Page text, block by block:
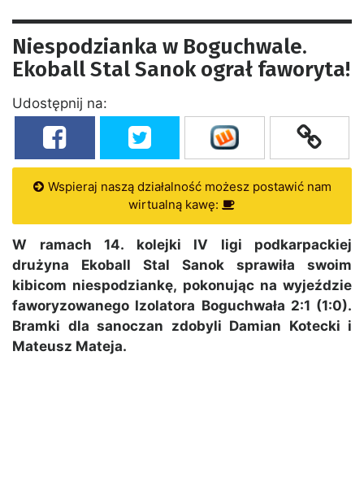
Niespodzianka w Boguchwale.
Ekoball Stal Sanok ograł faworyta!
Udostępnij na:
Wspieraj naszą działalność możesz postawić nam
wirtualną kawę:
W ramach 14. kolejki IV ligi podkarpackiej
drużyna Ekoball Stal Sanok sprawiła swoim
kibicom niespodziankę, pokonując na wyjeździe
faworyzowanego Izolatora Boguchwała 2:1 (1:0).
Bramki dla sanoczan zdobyli Damian Kotecki i
Mateusz Mateja.